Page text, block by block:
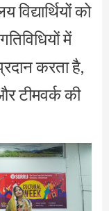
को
में
करता है,
टीमवर्क की